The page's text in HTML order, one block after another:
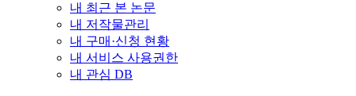
내 최근 본 논문
내 저작물관리
내 구매·신청 현황
내 서비스 사용권한
내 관심 DB